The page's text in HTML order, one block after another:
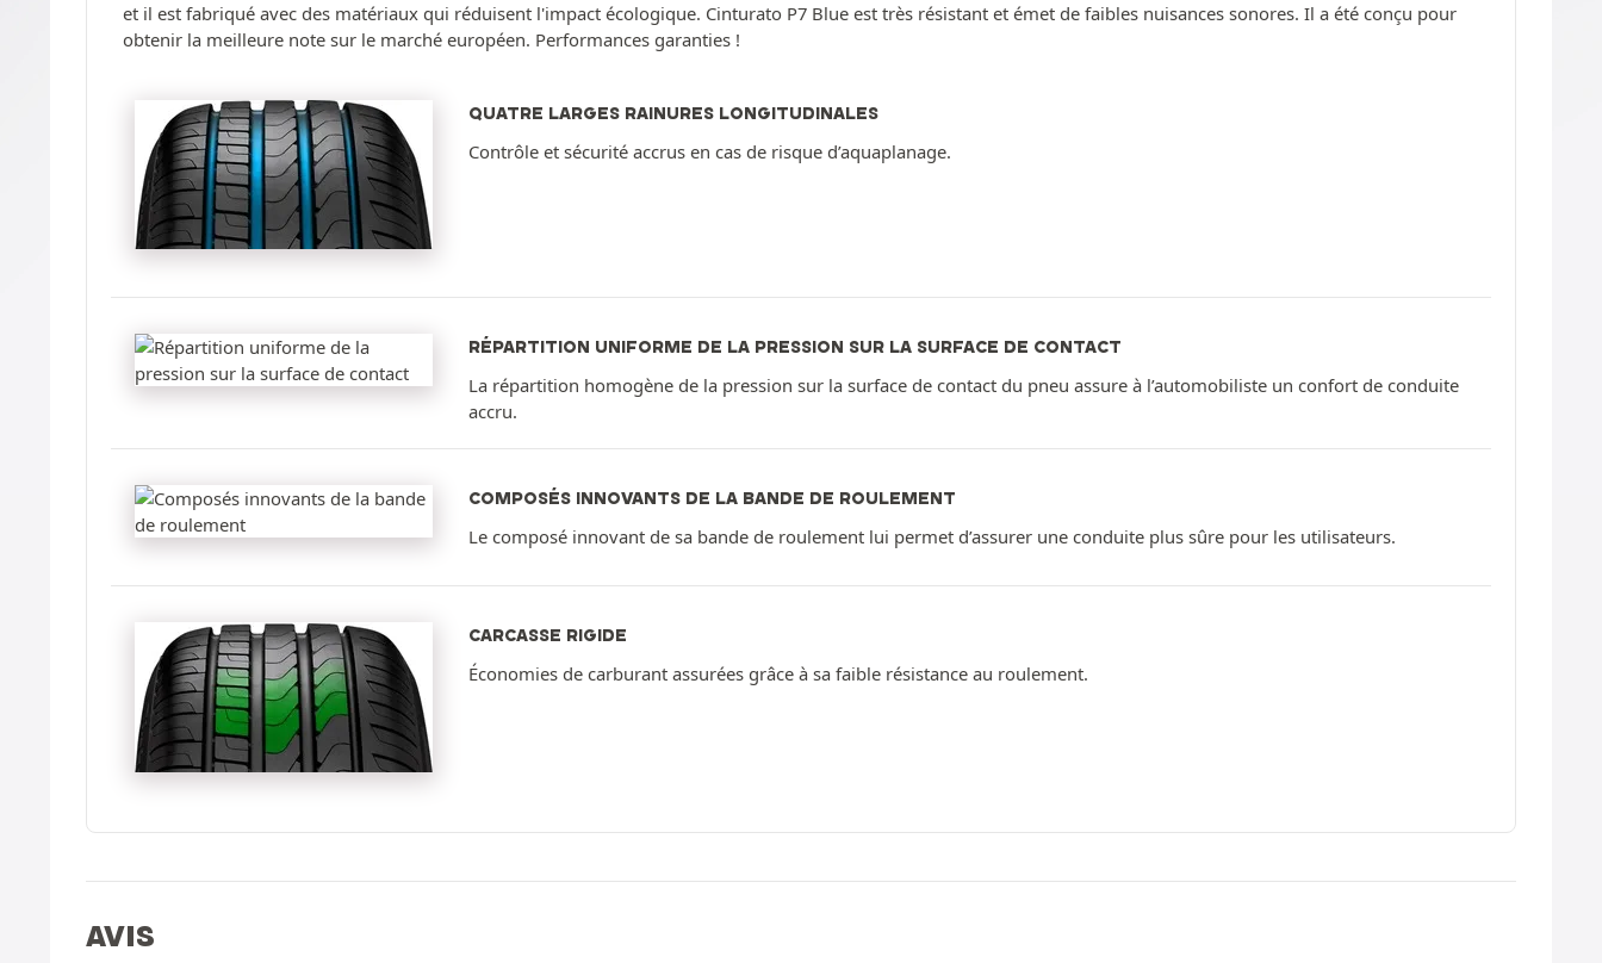
et il est fabriqué avec des matériaux qui réduisent l'impact écologique. Cinturato P7 Blue est très résistant et émet de faibles nuisances sonores. Il a été conçu pour
obtenir la meilleure note sur le marché européen. Performances garanties !
QUATRE LARGES RAINURES LONGITUDINALES
Contrôle et sécurité accrus en cas de risque d’aquaplanage.
RÉPARTITION UNIFORME DE LA PRESSION SUR LA SURFACE DE CONTACT
La répartition homogène de la pression sur la surface de contact du pneu assure à l’automobiliste un confort de conduite
accru.
COMPOSÉS INNOVANTS DE LA BANDE DE ROULEMENT
Le composé innovant de sa bande de roulement lui permet d’assurer une conduite plus sûre pour les utilisateurs.
CARCASSE RIGIDE
Économies de carburant assurées grâce à sa faible résistance au roulement.
AVIS